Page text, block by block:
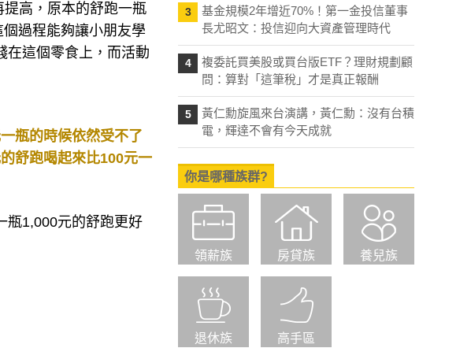
高，原本的舒跑一瓶
過程能夠讓小朋友學
在這個零食上，而活動
瓶的時候依然受不了
舒跑喝起來比100元一
瓶1,000元的舒跑更好
3
基金規模2年增近70%！第一金投信董事
長尤昭文：投信迎向大資產管理時代
4
複委託買美股或買台版ETF？理財規劃顧
問：算對「這筆稅」才是真正報酬
5
黃仁勳旋風來台演講，黃仁勳：沒有台積
電，輝達不會有今天成就
你是哪種族群?
領薪族 房貸族 養兒族
退休族 高手區